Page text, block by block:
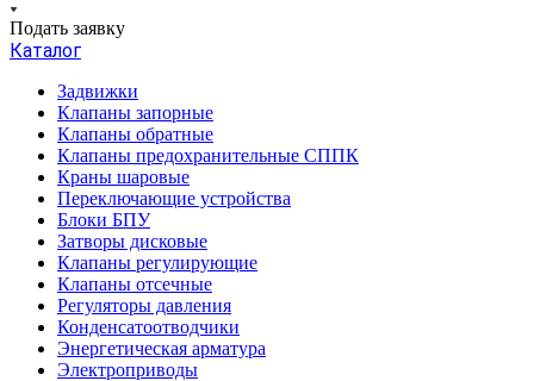
Подать заявку
Каталог
Задвижки
Клапаны запорные
Клапаны обратные
Клапаны предохранительные СППК
Краны шаровые
Переключающие устройства
Блоки БПУ
Затворы дисковые
Клапаны регулирующие
Клапаны отсечные
Регуляторы давления
Конденсатоотводчики
Энергетическая арматура
Электроприводы